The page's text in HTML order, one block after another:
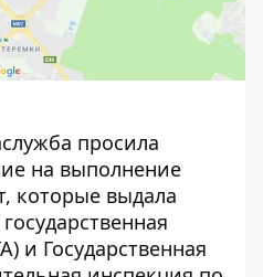
просила
на выполнение
которые выдала
и Государственная